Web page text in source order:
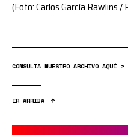
(Foto: Carlos García Rawlins /
CONSULTA NUESTRO ARCHIVO AQUÍ >
IR ARRIBA